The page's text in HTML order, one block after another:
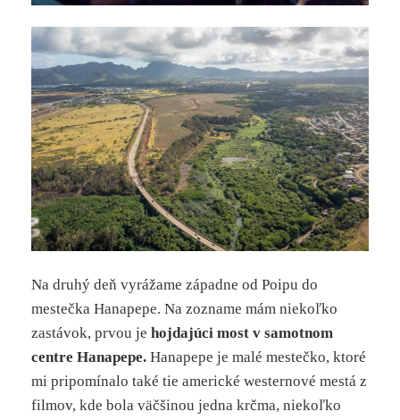
Na druhý deň vyrážame západne od Poipu do
mestečka Hanapepe. Na zozname mám niekoľko
zastávok, prvou jehojdajúci most v samotnom
centre Hanapepe. Hanapepe je malé mestečko, ktoré
mi pripomínalo také tie americké westernové mestá z
filmov, kde bola väčšinou jedna krčma, niekoľko